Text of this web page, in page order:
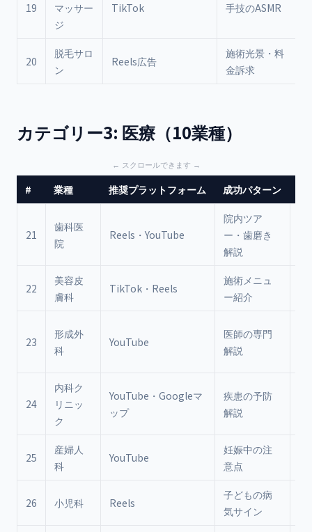
19
マッサー
ジ
TikTok 手技のASMR
20
脱毛サロ
ン
Reels広告
施術光景・料
金訴求
カテゴリー3: 医療（10業種）
# 業種 推奨プラットフォーム 成功パターン
21
歯科医
院
Reels・YouTube
院内ツア
ー・歯磨き
解説
22
美容皮
膚科
TikTok・Reels
施術メニュ
ー紹介
23
形成外
科
YouTube
医師の専門
解説
24
内科ク
リニッ
ク
YouTube・Googleマ
ップ
疾患の予防
解説
25
産婦人
科
YouTube
妊娠中の注
意点
26 小児科 Reels
子どもの病
気サイン